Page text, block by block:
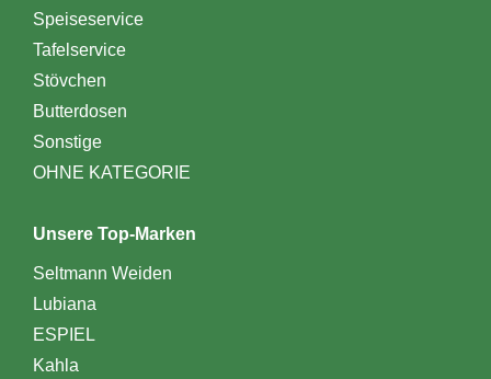
Speiseservice
Tafelservice
Stövchen
Butterdosen
Sonstige
OHNE KATEGORIE
Unsere Top-Marken
Seltmann Weiden
Lubiana
ESPIEL
Kahla